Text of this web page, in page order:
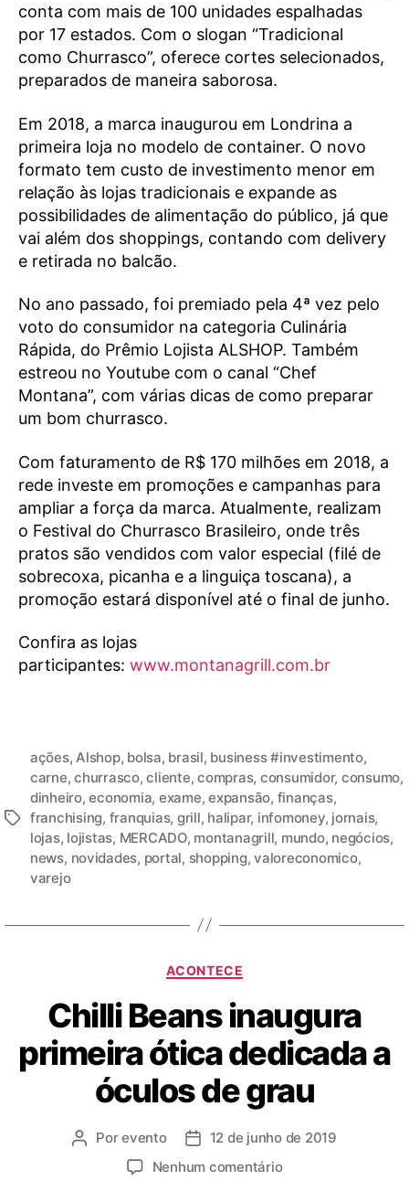
conta com mais de 100 unidades espalhadas
por 17 estados. Com o slogan “Tradicional
como Churrasco”, oferece cortes selecionados,
preparados de maneira saborosa.
Em 2018, a marca inaugurou em Londrina a
primeira loja no modelo de container. O novo
formato tem custo de investimento menor em
relação às lojas tradicionais e expande as
possibilidades de alimentação do público, já que
vai além dos shoppings, contando com delivery
e retirada no balcão.
No ano passado, foi premiado pela 4ª vez pelo
voto do consumidor na categoria Culinária
Rápida, do Prêmio Lojista ALSHOP. Também
estreou no Youtube com o canal “Chef
Montana”, com várias dicas de como preparar
um bom churrasco.
Com faturamento de R$ 170 milhões em 2018, a
rede investe em promoções e campanhas para
ampliar a força da marca. Atualmente, realizam
o Festival do Churrasco Brasileiro, onde três
pratos são vendidos com valor especial (filé de
sobrecoxa, picanha e a linguiça toscana), a
promoção estará disponível até o final de junho.
Confira as lojas
participantes: www.montanagrill.com.br
ações,Alshop, bolsa, brasil, business #investimento,
carne,churrasco,cliente,compras, consumidor, consumo,
dinheiro,economia, exame,expansão, finanças,
franchising, franquias, grill, halipar, infomoney, jornais,
lojas, lojistas, MERCADO, montanagrill, mundo, negócios,
news, novidades, portal, shopping,valoreconomico,
varejo
ACONTECE
Chilli Beans inaugura
primeira ótica dedicada a
óculos de grau
Porevento
12 de junho de 2019
Nenhum comentário